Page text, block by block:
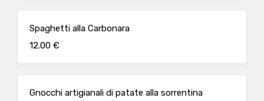
Spaghetti alla Carbonara
12.00 €
Gnocchi artigianali di patate alla sorrentina